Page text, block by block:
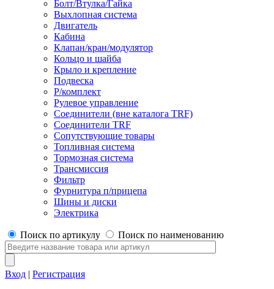
Болт/Втулка/Гайка
Выхлопная система
Двигатель
Кабина
Клапан/кран/модулятор
Кольцо и шайба
Крыло и крепление
Подвеска
Р/комплект
Рулевое управление
Соединители (вне каталога TRF)
Соединители TRF
Сопутствующие товары
Топливная система
Тормозная система
Трансмиссия
Фильтр
Фурнитура п/прицепа
Шины и диски
Электрика
Поиск по артикулу Поиск по наименованию
Вход | Регистрация